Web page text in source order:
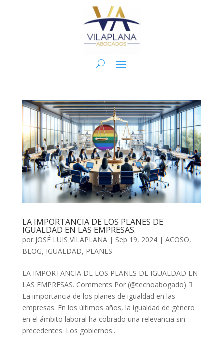
LA IMPORTANCIA DE LOS PLANES DE
IGUALDAD EN LAS EMPRESAS.
por JOSÉ LUIS VILAPLANA| Sep 19, 2024| ACOSO,
BLOG, IGUALDAD, PLANES
LA IMPORTANCIA DE LOS PLANES DE IGUALDAD EN
LAS EMPRESAS. Comments Por (@tecnoabogado) 
La importancia de los planes de igualdad en las
empresas. En los últimos años, la igualdad de género
en el ámbito laboral ha cobrado una relevancia sin
precedentes. Los gobiernos...